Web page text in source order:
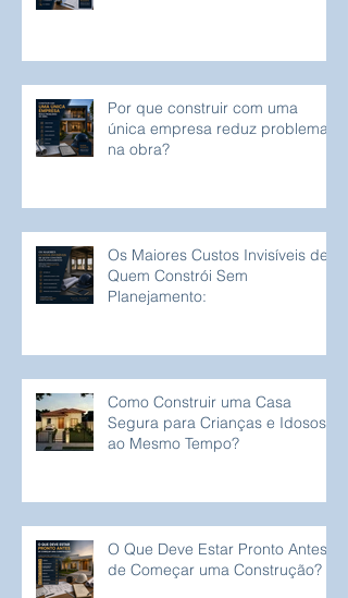
Por que construir com uma
única empresa reduz problemas
na obra?
Os Maiores Custos Invisíveis de
Quem Constrói Sem
Planejamento:
Como Construir uma Casa
Segura para Crianças e Idosos
ao Mesmo Tempo?
O Que Deve Estar Pronto Antes
de Começar uma Construção?